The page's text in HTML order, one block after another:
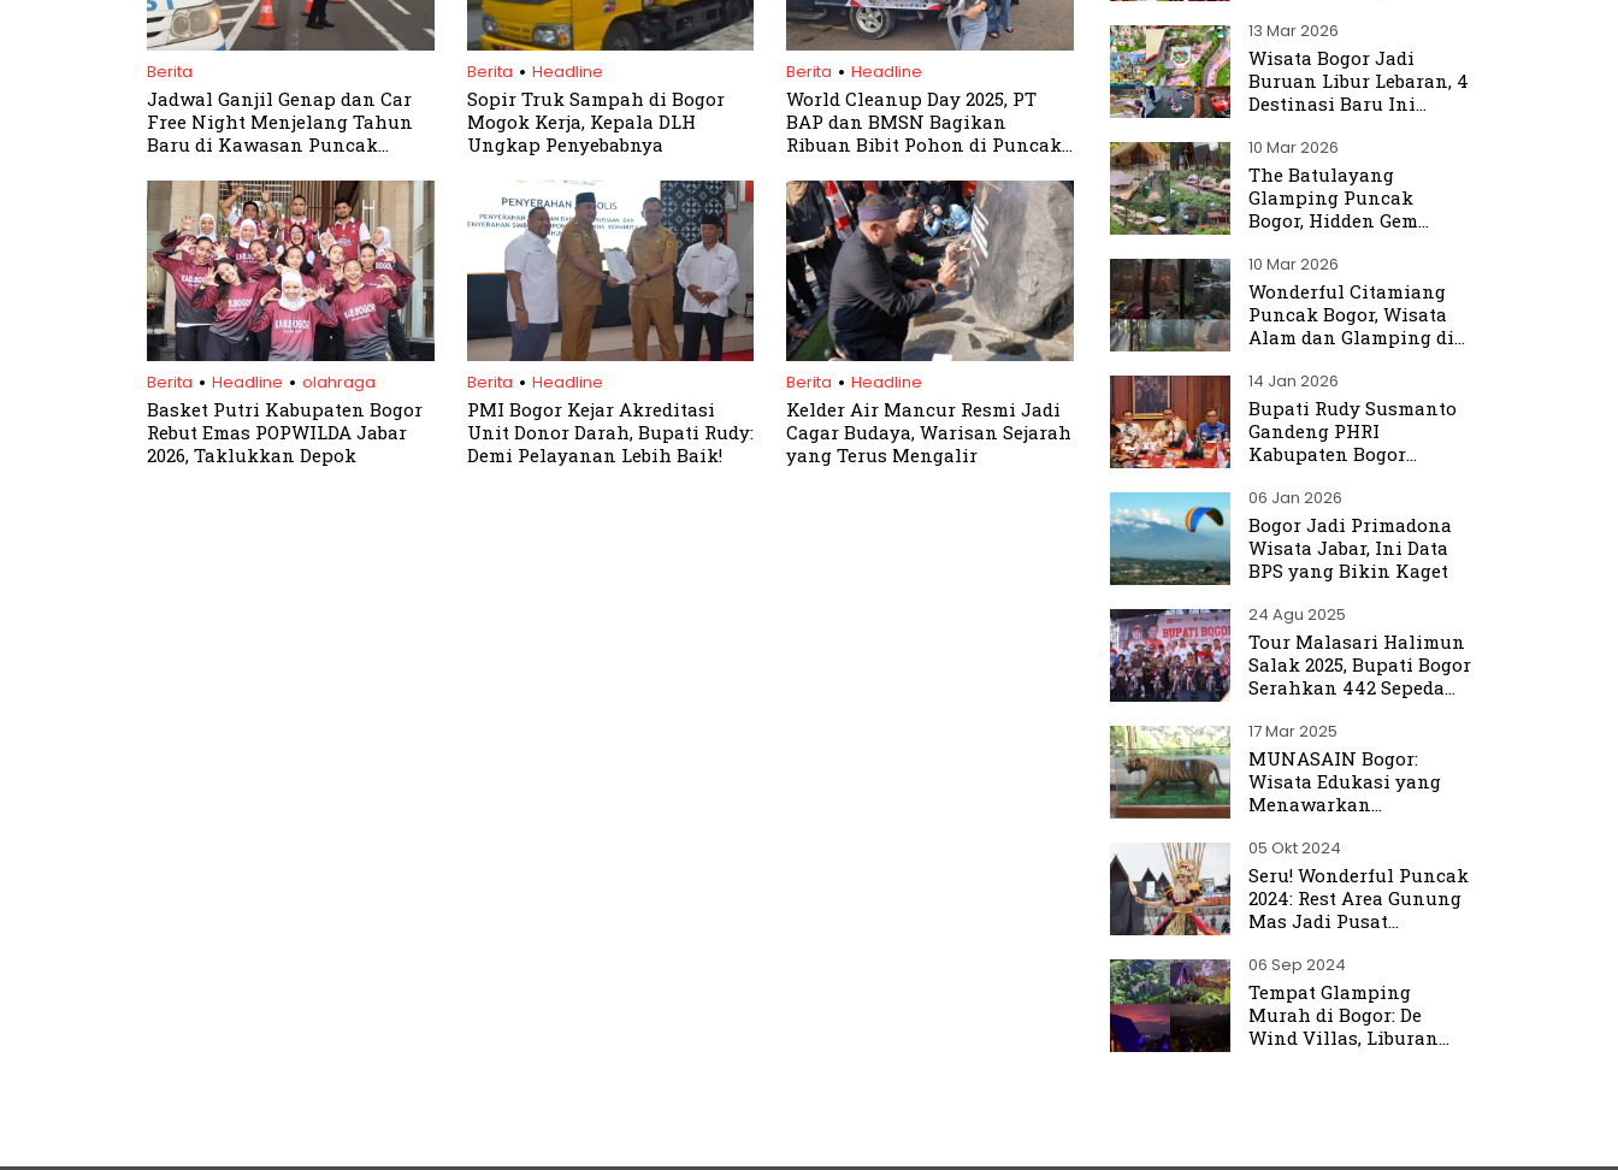
Berita
Jadwal Ganjil Genap dan Car
Free Night Menjelang Tahun
Baru di Kawasan Puncak
Berita . Headline
Sopir Truk Sampah di Bogor
Mogok Kerja, Kepala DLH
Ungkap Penyebabnya
Berita . Headline
World Cleanup Day 2025, PT
BAP dan BMSN Bagikan
Ribuan Bibit Pohon di Puncak
Berita . Headline . olahraga
Basket Putri Kabupaten Bogor
Rebut Emas POPWILDA Jabar
2026, Taklukkan Depok
Berita . Headline
PMI Bogor Kejar Akreditasi
Unit Donor Darah, Bupati Rudy:
Demi Pelayanan Lebih Baik!
Berita . Headline
Kelder Air Mancur Resmi Jadi
Cagar Budaya, Warisan Sejarah
yang Terus Mengalir
13 Mar 2026
Wisata Bogor Jadi
Buruan Libur Lebaran, 4
Destinasi Baru Ini
10 Mar 2026
The Batulayang
Glamping Puncak
Bogor, Hidden Gem
yang Menenangkan
10 Mar 2026
Wonderful Citamiang
Puncak Bogor, Wisata
Alam dan Glamping di
14 Jan 2026
Bupati Rudy Susmanto
Gandeng PHRI
Kabupaten Bogor
Sektor Pariwisata
06 Jan 2026
Bogor Jadi Primadona
Wisata Jabar, Ini Data
BPS yang Bikin Kaget
24 Agu 2025
Tour Malasari Halimun
Salak 2025, Bupati Bogor
Serahkan 442 Sepeda
17 Mar 2025
MUNASAIN Bogor:
Wisata Edukasi yang
Menawarkan
dari Kebun Raya Bogor
05 Okt 2024
Seru! Wonderful Puncak
2024: Rest Area Gunung
Mas Jadi Pusat
06 Sep 2024
Tempat Glamping
Murah di Bogor: De
Wind Villas, Liburan